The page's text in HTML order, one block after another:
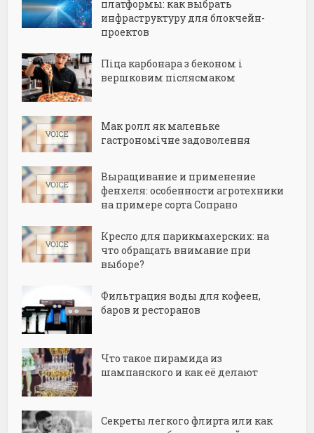
платформы: как выбрать
инфраструктуру для блокчейн-
проектов
Піца карбонара з беконом і
вершковим післясмаком
Мак ролл як маленьке
гастрономічне задоволення
Выращивание и применение
фенхеля: особенности агротехники
на примере сорта Сопрано
Кресло для парикмахерских: на
что обращать внимание при
выборе?
Фильтрация воды для кофеен,
баров и ресторанов
Что такое пирамида из
шампанского и как её делают
Секреты легкого флирта или как